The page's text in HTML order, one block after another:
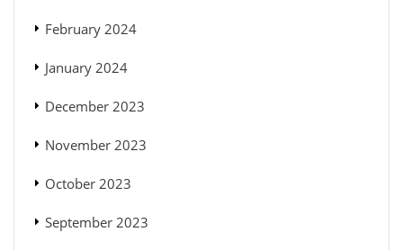
February 2024
January 2024
December 2023
November 2023
October 2023
September 2023